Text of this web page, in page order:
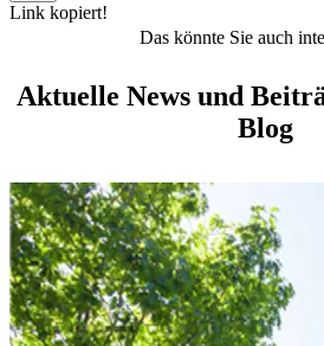
Link kopiert!
Das könnte Sie auch
Aktuelle News und
Blog